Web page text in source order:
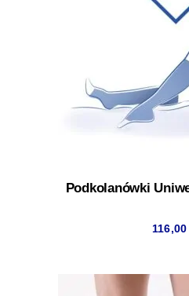
Podkolanówki
116,00